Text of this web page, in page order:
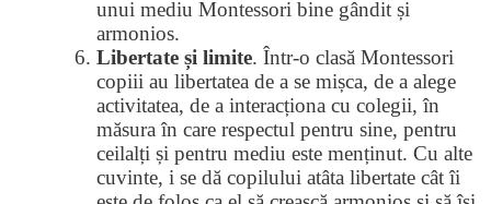
unui mediu Montessori bine gândit și
armonios.
Libertate și limite. Într-o clasă Montessori
copiii au libertatea de a se mișca, de a alege
activitatea, de a interacționa cu colegii, în
măsura în care respectul pentru sine, pentru
ceilalți și pentru mediu este menținut. Cu alte
cuvinte, i se dă copilului atâta libertate cât îi